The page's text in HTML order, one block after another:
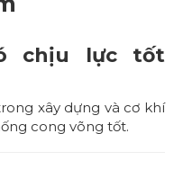
chịu lực tốt
xây dựng và cơ khí
cong võng tốt.